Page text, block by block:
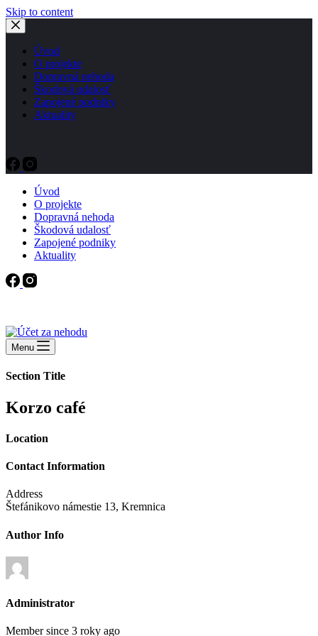
Skip to content
Úvod
O projekte
Dopravná nehoda
Škodová udalosť
Zapojené podniky
Aktuality
Úvod
O projekte
Dopravná nehoda
Škodová udalosť
Zapojené podniky
Aktuality
Menu
Section Title
Korzo café
Location
Contact Information
Address
Štefánikovo námestie 13, Kremnica
Author Info
Administrator
Member since 3 roky ago